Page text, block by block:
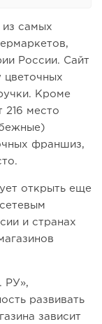
самых
России. Сайт
Кроме
216 место
франшиз,
открыть еще
и странах
РУ»,
развивать
зависит